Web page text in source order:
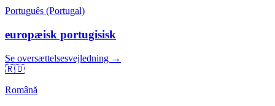
Português (Portugal)
europæisk portugisisk
Se oversættelsesvejledning →
🇷🇴
Română